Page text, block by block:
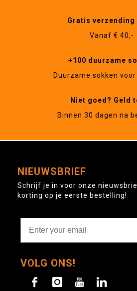
Gratis verzending
Vanaf € 40,-
+100 duurzame
Duurzame sokken
Niet goed? Geld
Binnen 30 dagen na
NIEUWSBRIEF
Schrijf je in voor onze
korting op je eerste bestelling!
VOLG ONS!